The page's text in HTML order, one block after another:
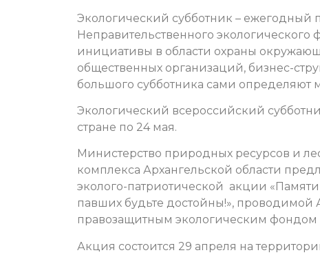
Экологический субботник – ежегодный
Неправительственного
инициативы в области охраны
общественных организаций, бизнес-
большого субботника сами определяют
Экологический всероссийский
стране по 24 мая.
Министерство природных ресурсов и
комплекса Архангельской области
эколого-патриотической акции «Памяти
павших будьте достойны!»,
правозащитным экологическим фондом
Акция состоится 29 апреля на